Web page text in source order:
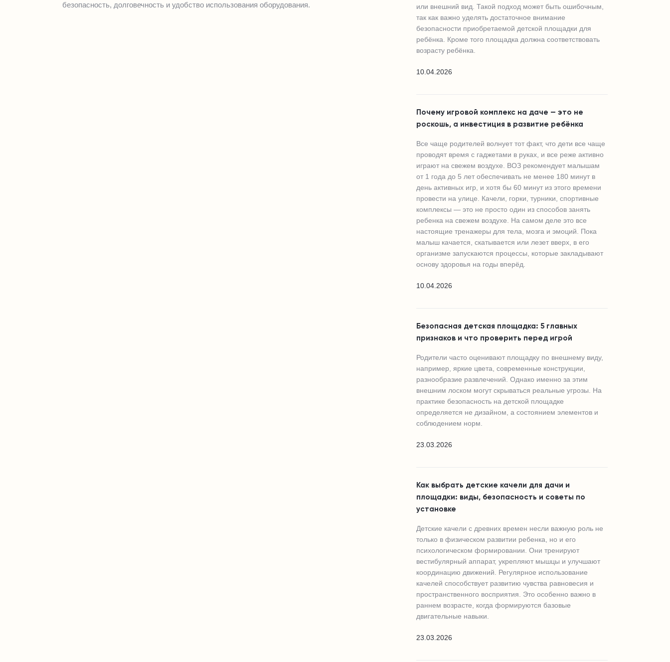
безопасность, долговечность и удобство использования оборудования.
или внешний вид. Такой подход может быть ошибочным,
так как важно уделять достаточное внимание
безопасности приобретаемой детской площадки для
ребёнка. Кроме того площадка должна соответствовать
возрасту ребёнка.
10.04.2026
Почему игровой комплекс на даче — это не
роскошь, а инвестиция в развитие ребёнка
Все чаще родителей волнует тот факт, что дети все чаще
проводят время с гаджетами в руках, и все реже активно
играют на свежем воздухе. ВОЗ рекомендует малышам
от 1 года до 5 лет обеспечивать не менее 180 минут в
день активных игр, и хотя бы 60 минут из этого времени
провести на улице. Качели, горки, турники, спортивные
комплексы — это не просто один из способов занять
ребенка на свежем воздухе. На самом деле это все
настоящие тренажеры для тела, мозга и эмоций. Пока
малыш качается, скатывается или лезет вверх, в его
организме запускаются процессы, которые закладывают
основу здоровья на годы вперёд.
10.04.2026
Безопасная детская площадка: 5 главных
признаков и что проверить перед игрой
Родители часто оценивают площадку по внешнему виду,
например, яркие цвета, современные конструкции,
разнообразие развлечений. Однако именно за этим
внешним лоском могут скрываться реальные угрозы. На
практике безопасность на детской площадке
определяется не дизайном, а состоянием элементов и
соблюдением норм.
23.03.2026
Как выбрать детские качели для дачи и
площадки: виды, безопасность и советы по
установке
Детские качели с древних времен несли важную роль не
только в физическом развитии ребенка, но и его
психологическом формировании. Они тренируют
вестибулярный аппарат, укрепляют мышцы и улучшают
координацию движений. Регулярное использование
качелей способствует развитию чувства равновесия и
пространственного восприятия. Это особенно важно в
раннем возрасте, когда формируются базовые
двигательные навыки.
23.03.2026